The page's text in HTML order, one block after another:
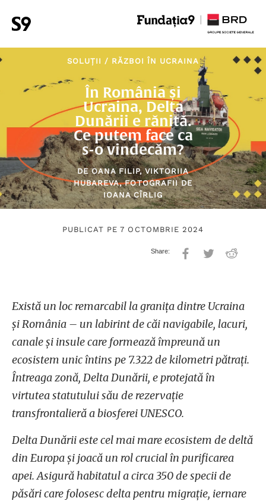
SOLUȚII / RĂZBOI ÎN UCRAINA
În România și
Ucraina, Delta
Dunării e rănită.
Ce putem face ca
s-o vindecăm?
DEOANA FILIP,VIKTORIIA
HUBAREVA, FOTOGRAFII DE
IOANA CÎRLIG
PUBLICAT PE 7 OCTOMBRIE 2024
Există un loc remarcabil la granița dintre Ucraina
și România – un labirint de căi navigabile, lacuri,
canale și insule care formează împreună un
ecosistem unic întins pe 7.322 de kilometri pătrați.
Întreaga zonă, Delta Dunării, e protejată în
virtutea statutului său de rezervație
transfrontalieră a biosferei UNESCO.
Delta Dunării este cel mai mare ecosistem de deltă
din Europa și joacă un rol crucial în purificarea
apei. Asigură habitatul a circa 350 de specii de
păsări care folosesc delta pentru migrație, iernare